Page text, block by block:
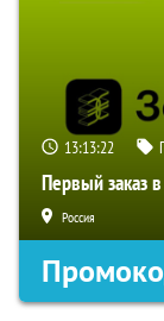
13:13:21
Первый заказ
Россия